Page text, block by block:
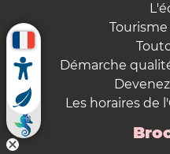
Démarche
Les horaires de